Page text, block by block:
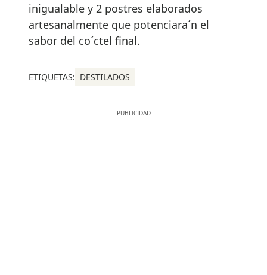
inigualable y 2 postres elaborados
artesanalmente que potenciara´n el
sabor del co´ctel final.
ETIQUETAS: DESTILADOS